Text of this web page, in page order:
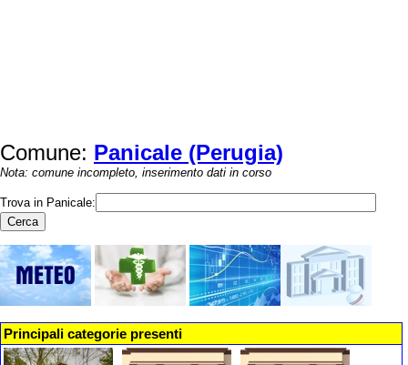
Comune: Panicale (Perugia)
Nota: comune incompleto, inserimento dati in corso
Trova in Panicale:
Principali categorie presenti